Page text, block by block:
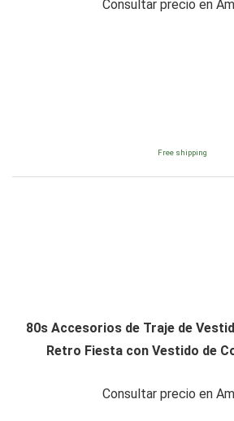
Consultar precio en
Free shipping
80s Accesorios de Traje de
Retro Fiesta con Vestido de
Consultar precio en